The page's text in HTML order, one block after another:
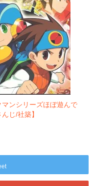
マンシリーズほぼ遊んで
じ/社築】